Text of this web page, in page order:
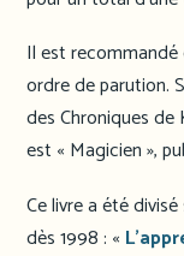
Il est
ordre de parution.
des Chroniques
est « Magicien »,
Ce livre a été
dès 1998 : «